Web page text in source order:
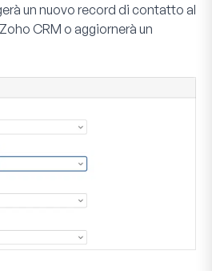
un nuovo record di contatto al
CRM o aggiornerà un